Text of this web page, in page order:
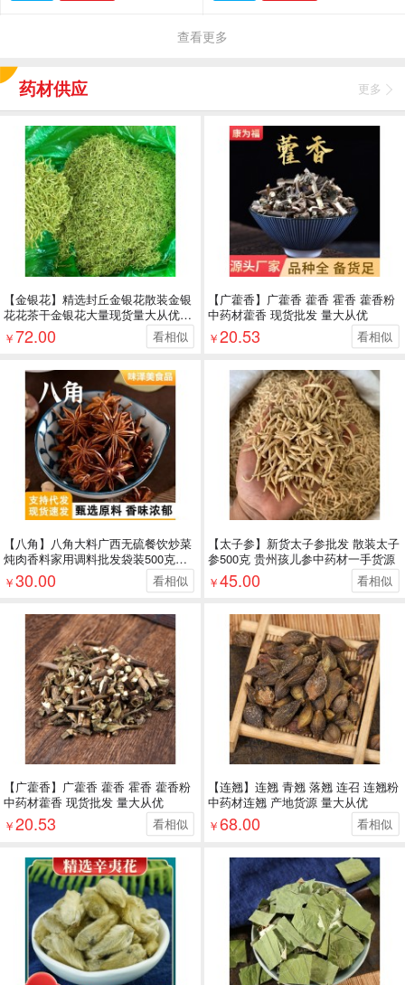
查看更多
药材供应 更多
【金银花】精选封丘金银花散装金银
花花茶干金银花大量现货量大从优山
银花
￥72.00 看相似
【广藿香】广藿香 藿香 霍香 藿香粉
中药材藿香 现货批发 量大从优
￥20.53 看相似
【八角】八角大料广西无硫餐饮炒菜
炖肉香料家用调料批发袋装500克八
￥30.00 看相似
【太子参】新货太子参批发 散装太子
参500克 贵州孩儿参中药材一手货源
￥45.00 看相似
【广藿香】广藿香 藿香 霍香 藿香粉
中药材藿香 现货批发 量大从优
￥20.53 看相似
【连翘】连翘 青翘 落翘 连召 连翘粉
中药材连翘 产地货源 量大从优
￥68.00 看相似